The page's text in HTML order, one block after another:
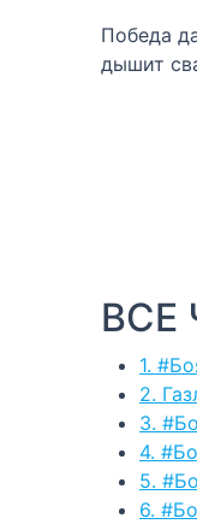
Победа
дышит
ВСЕ
1.
2.
3.
4.
5.
6.